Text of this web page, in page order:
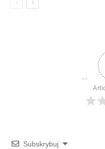
Subskrybuj